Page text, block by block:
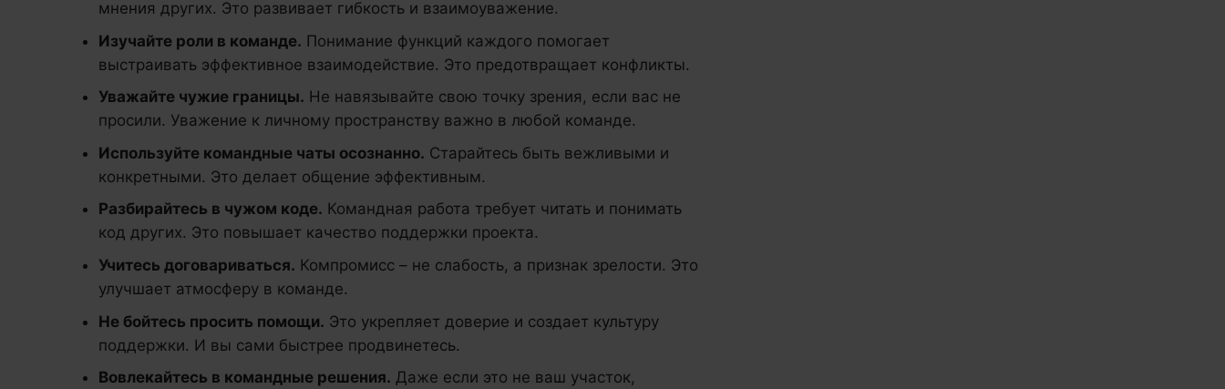
мнения других. Это развивает гибкость и взаимоуважение.
Изучайте роли в команде. Понимание функций каждого помогает
выстраивать эффективное взаимодействие. Это предотвращает конфликты.
Уважайте чужие границы. Не навязывайте свою точку зрения, если вас не
просили. Уважение к личному пространству важно в любой команде.
Используйте командные чаты осознанно. Старайтесь быть вежливыми и
конкретными. Это делает общение эффективным.
Разбирайтесь в чужом коде. Командная работа требует читать и понимать
код других. Это повышает качество поддержки проекта.
Учитесь договариваться. Компромисс – не слабость, а признак зрелости. Это
улучшает атмосферу в команде.
Не бойтесь просить помощи. Это укрепляет доверие и создает культуру
поддержки. И вы сами быстрее продвинетесь.
Вовлекайтесь в командные решения. Даже если это не ваш участок,